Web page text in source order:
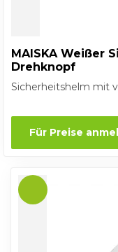
MAISKA Weißer
Drehknopf
Sicherheitshelm mit
Für Preise